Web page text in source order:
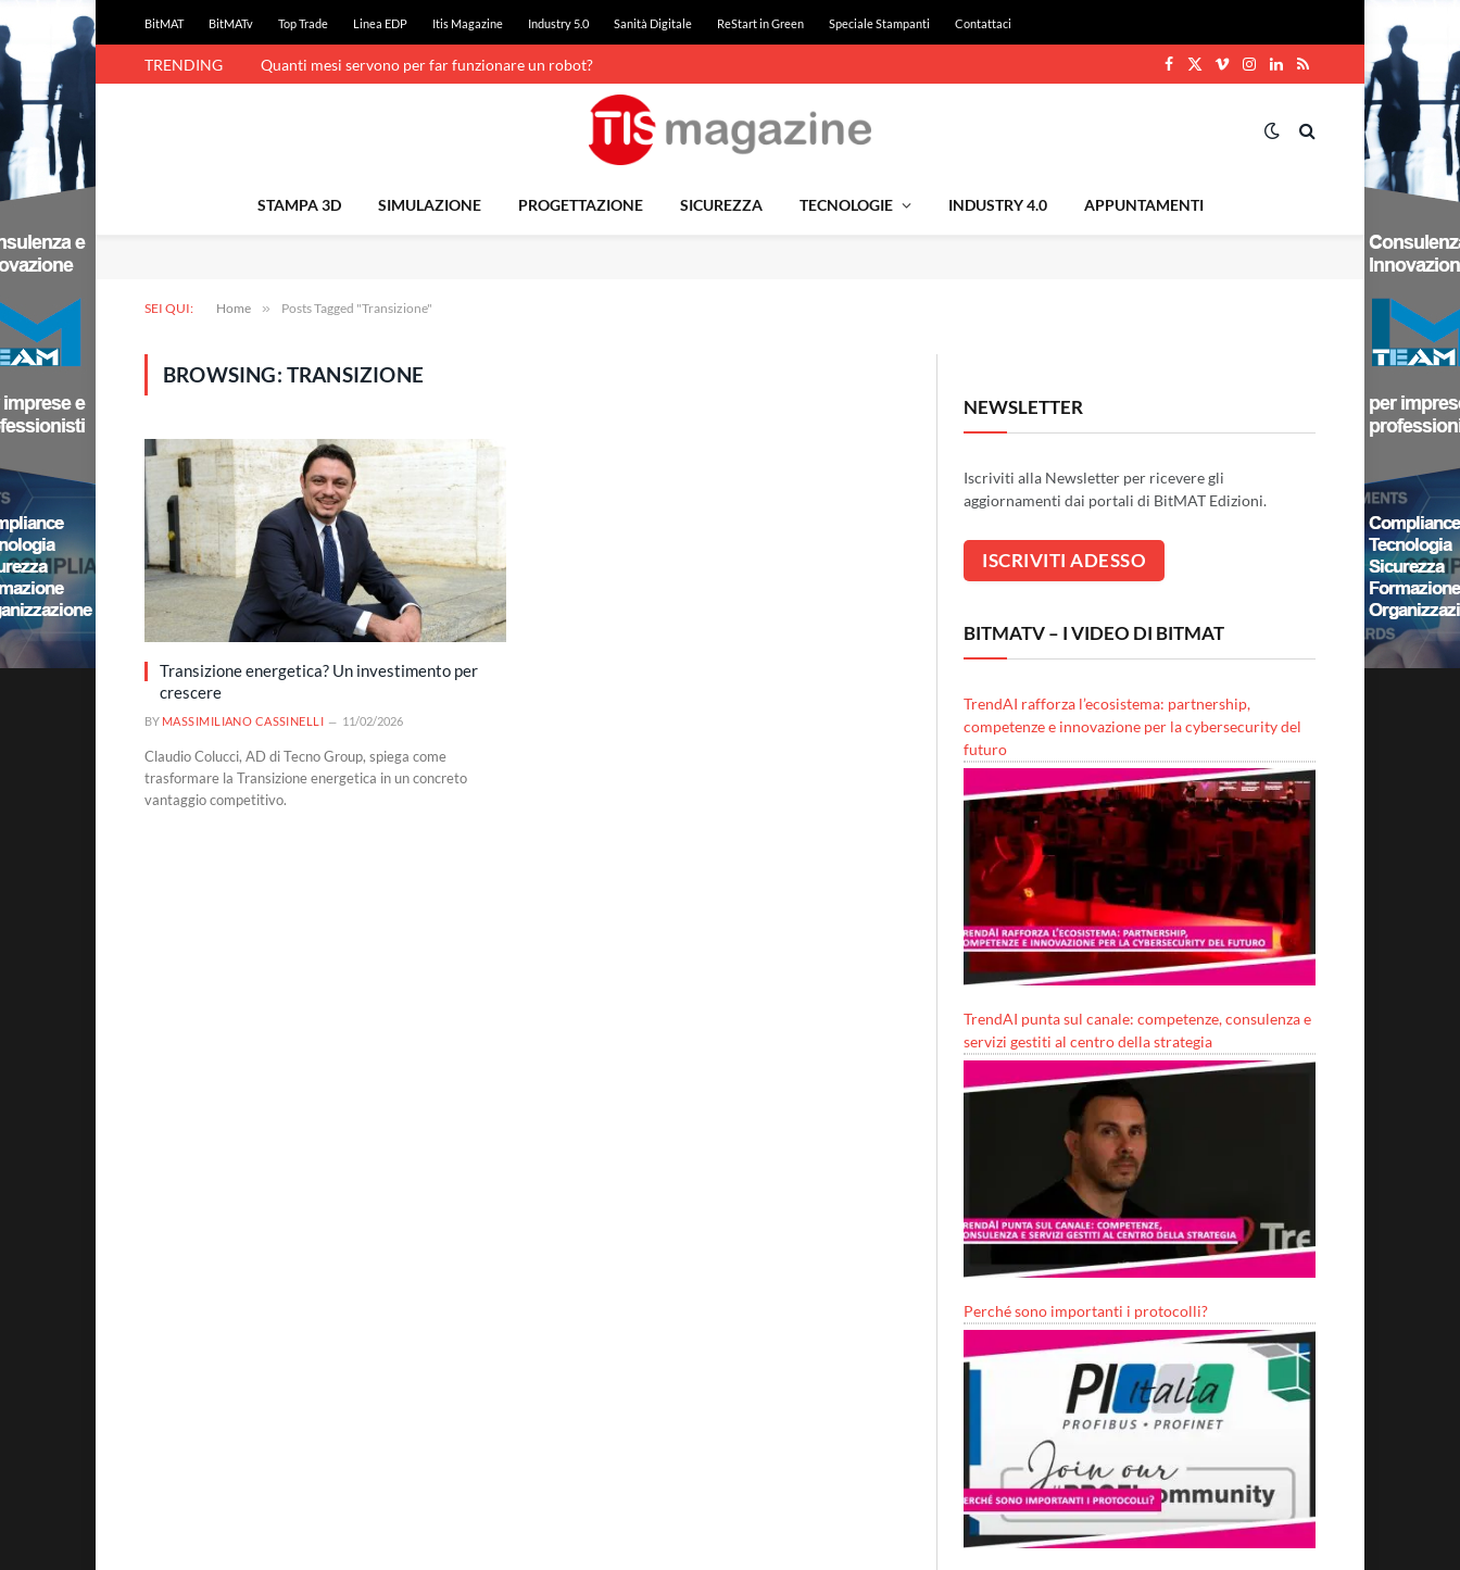
BitMAT BitMATv Top Trade Linea EDP Itis Magazine Industry 5.0 Sanità Digitale ReStart in Green Speciale Stampanti Contattaci
TRENDING Quanti mesi servono per far funzionare un robot?
Facebook
X
VimeoInstagram
LinkedIn
RSS
STAMPA 3D SIMULAZIONE PROGETTAZIONE SICUREZZA TECNOLOGIE INDUSTRY 4.0 APPUNTAMENTI
SEI QUI: Home » Posts Tagged "Transizione"
BROWSING: TRANSIZIONE
Transizione energetica? Un investimento per
crescere
BY MASSIMILIANO CASSINELLI 11/02/2026
Claudio Colucci, AD di Tecno Group, spiega come
trasformare la Transizione energetica in un concreto
vantaggio competitivo.
NEWSLETTER
Iscriviti alla Newsletter per ricevere gli
aggiornamenti dai portali di BitMAT Edizioni.
BITMATV – I VIDEO DI BITMAT
TrendAI rafforza l’ecosistema: partnership,
competenze e innovazione per la cybersecurity del
futuro
TrendAI punta sul canale: competenze, consulenza e
servizi gestiti al centro della strategia
Perché sono importanti i protocolli?